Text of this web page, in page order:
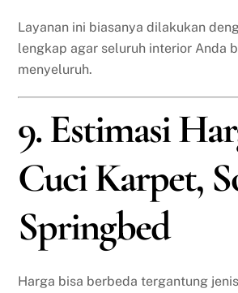
Layanan ini biasanya dilakukan
lengkap agar seluruh interior Anda
menyeluruh.
9. Estimasi
Cuci Karpet,
Springbed
Harga bisa berbeda tergantung